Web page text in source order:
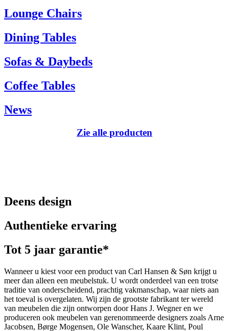
Tel.: +45 66 12 14 04
info@carlhansen.dk
Lounge Chairs
Dining Tables
Sofas & Daybeds
Coffee Tables
News
Zie alle producten
Deens design
Authentieke ervaring
Tot 5 jaar garantie*
Wanneer u kiest voor een product van Carl Hansen & Søn krijgt u
meer dan alleen een meubelstuk. U wordt onderdeel van een trotse
traditie van onderscheidend, prachtig vakmanschap, waar niets aan
het toeval is overgelaten. Wij zijn de grootste fabrikant ter wereld
van meubelen die zijn ontworpen door Hans J. Wegner en we
produceren ook meubelen van gerenommeerde designers zoals Arne
Jacobsen, Børge Mogensen, Ole Wanscher, Kaare Klint, Poul